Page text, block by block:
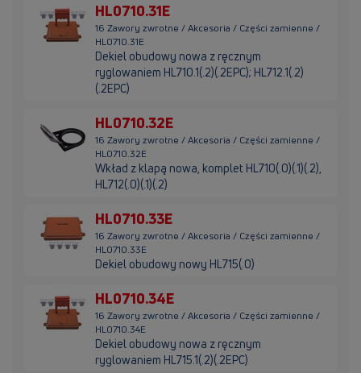
HL0710.31E
16 Zawory zwrotne / Akcesoria / Części zamienne /
HL0710.31E
Dekiel obudowy nowa z ręcznym
ryglowaniem HL710.1(.2)(.2EPC); HL712.1(.2)
(.2EPC)
HL0710.32E
16 Zawory zwrotne / Akcesoria / Części zamienne /
HL0710.32E
Wkład z klapą nowa, komplet HL710(.0)(.1)(.2),
HL712(.0)(.1)(.2)
HL0710.33E
16 Zawory zwrotne / Akcesoria / Części zamienne /
HL0710.33E
Dekiel obudowy nowy HL715(.0)
HL0710.34E
16 Zawory zwrotne / Akcesoria / Części zamienne /
HL0710.34E
Dekiel obudowy nowa z ręcznym
ryglowaniem HL715.1(.2)(.2EPC)